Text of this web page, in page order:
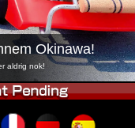
Tokyo Bay
Osaka
Okinawa!
aldrig nok!